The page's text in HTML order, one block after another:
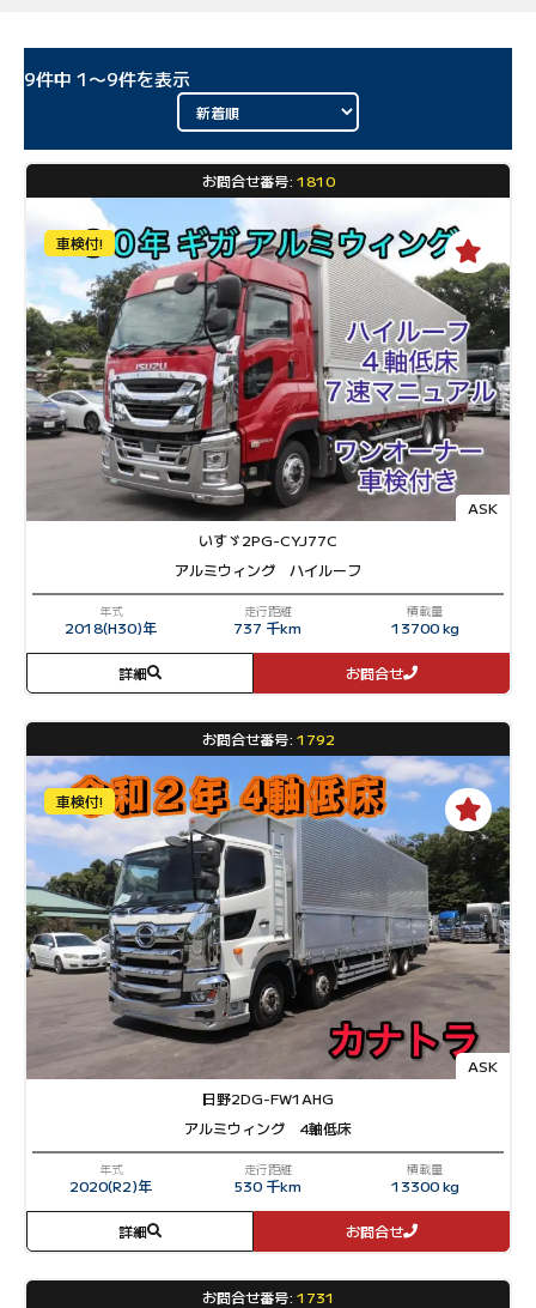
9件中 1〜9件を表示
お問合せ番号: 1810
ASK
車検付!
いすゞ2PG-CYJ77C
アルミウィング ハイルーフ
年式
2018(H30)年
走行距離
737 千km
積載量
13700 kg
詳細 お問合せ
お問合せ番号: 1792
ASK
車検付!
日野2DG-FW1AHG
アルミウィング 4軸低床
年式
2020(R2)年
走行距離
530 千km
積載量
13300 kg
詳細 お問合せ
お問合せ番号: 1731